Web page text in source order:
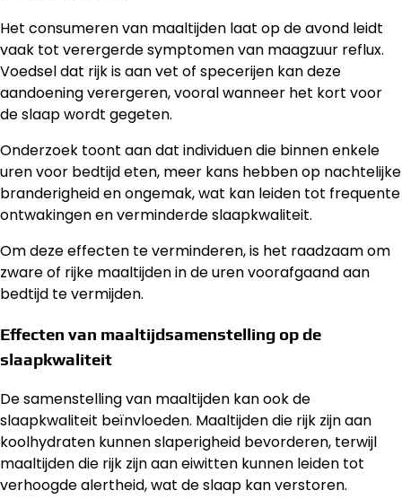
Het consumeren van maaltijden laat op de avond leidt
vaak tot verergerde symptomen van maagzuur reflux.
Voedsel dat rijk is aan vet of specerijen kan deze
aandoening verergeren, vooral wanneer het kort voor
de slaap wordt gegeten.
Onderzoek toont aan dat individuen die binnen enkele
uren voor bedtijd eten, meer kans hebben op nachtelijke
branderigheid en ongemak, wat kan leiden tot frequente
ontwakingen en verminderde slaapkwaliteit.
Om deze effecten te verminderen, is het raadzaam om
zware of rijke maaltijden in de uren voorafgaand aan
bedtijd te vermijden.
Effecten van maaltijdsamenstelling op de
slaapkwaliteit
De samenstelling van maaltijden kan ook de
slaapkwaliteit beïnvloeden. Maaltijden die rijk zijn aan
koolhydraten kunnen slaperigheid bevorderen, terwijl
maaltijden die rijk zijn aan eiwitten kunnen leiden tot
verhoogde alertheid, wat de slaap kan verstoren.